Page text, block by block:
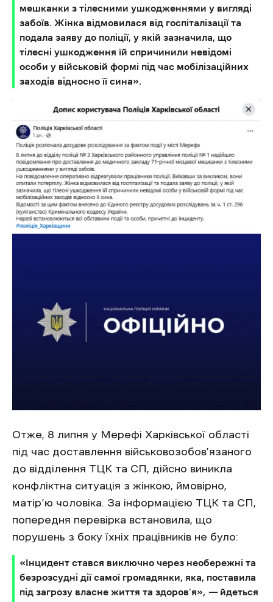
мешканки з тілесними ушкодженнями у вигляді
забоїв. Жінка відмовилася від госпіталізації та
подала заяву до поліції, у якій зазначила, що
тілесні ушкодження їй спричинили невідомі
особи у військовій формі під час мобілізаційних
заходів відносно її сина».
Отже, 8 липня у Мерефі Харківської області
під час доставлення військовозобов’язаного
до відділення ТЦК та СП, дійсно виникла
конфліктна ситуація з жінкою, ймовірно,
матір’ю чоловіка. За інформацією ТЦК та СП,
попередня перевірка встановила, що
порушень з боку їхніх працівників не було:
«Інцидент стався виключно через необережні та
безрозсудні дії самої громадянки, яка, поставила
під загрозу власне життя та здоров’я»,
—йдеться